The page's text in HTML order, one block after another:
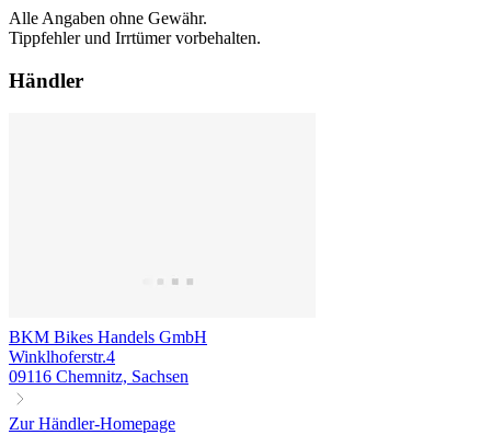
Alle Angaben ohne Gewähr.
Tippfehler und Irrtümer vorbehalten.
Händler
BKM Bikes Handels GmbH
Winklhoferstr.4
09116 Chemnitz, Sachsen
Zur Händler-Homepage